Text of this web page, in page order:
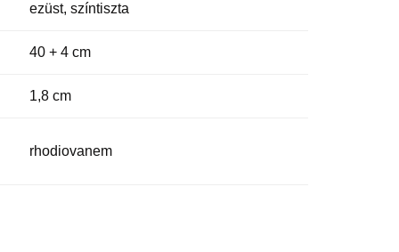
ezüst, színtiszta
40 + 4 cm
1,8 cm
rhodiovanem